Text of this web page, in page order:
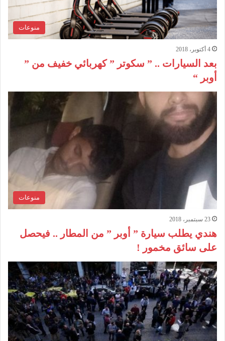
منوعات
4 أكتوبر، 2018
بعد السيارات .. ” سكوتر ” كهربائي خفيف من ”
أوبر “
منوعات
23 سبتمبر، 2018
هندي يطلب سيارة ” أوبر ” من المطار .. فيحصل
على سائق مخمور !